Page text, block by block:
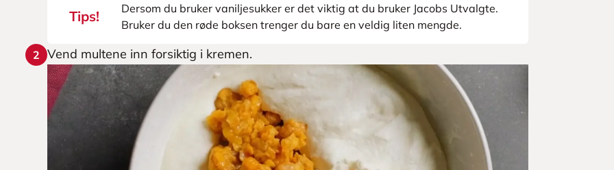
Tips!
Dersom du bruker vaniljesukker er det viktig at du bruker Jacobs Utvalgte.
Bruker du den røde boksen trenger du bare en veldig liten mengde.
2 Vend multene inn forsiktig i kremen.